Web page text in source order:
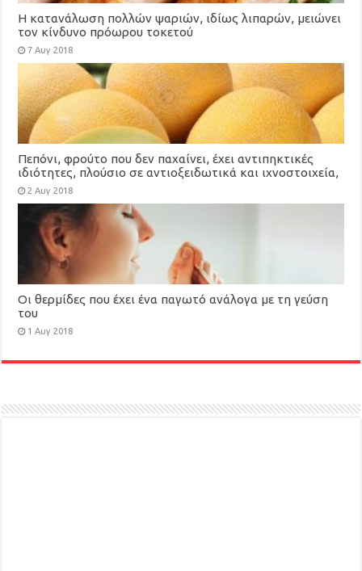
Η κατανάλωση πολλών ψαριών, ιδίως λιπαρών, μειώνει
τον κίνδυνο πρόωρου τοκετού
7 Αυγ 2018
Πεπόνι, φρούτο που δεν παχαίνει, έχει αντιπηκτικές
ιδιότητες, πλούσιο σε αντιοξειδωτικά και ιχνοστοιχεία,
βοηθά στο αδυνάτισμα
2 Αυγ 2018
Οι θερμίδες που έχει ένα παγωτό ανάλογα με τη γεύση
του
1 Αυγ 2018